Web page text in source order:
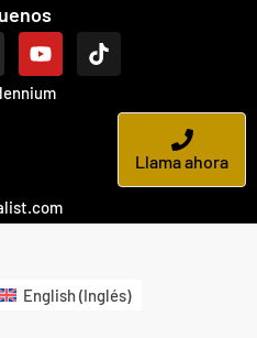
Llama ahora
English(Inglés)